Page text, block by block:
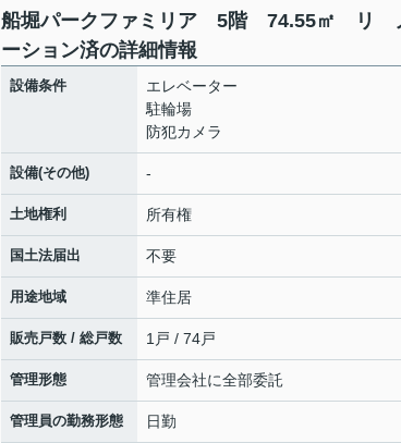
船堀パークファミリア 5階 74.55㎡ リ
ーション済の詳細情報
設備条件
エレベーター
駐輪場
防犯カメラ
設備(その他) -
土地権利 所有権
国土法届出 不要
用途地域 準住居
販売戸数 / 総戸数 1戸 / 74戸
管理形態 管理会社に全部委託
管理員の勤務形態 日勤